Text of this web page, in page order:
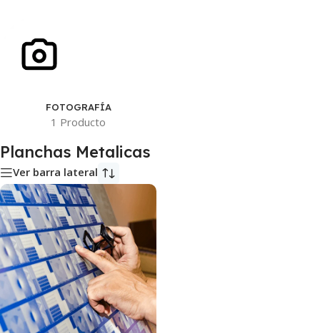
FOTOGRAFÍA
1 Producto
Planchas Metalicas
Ver barra lateral